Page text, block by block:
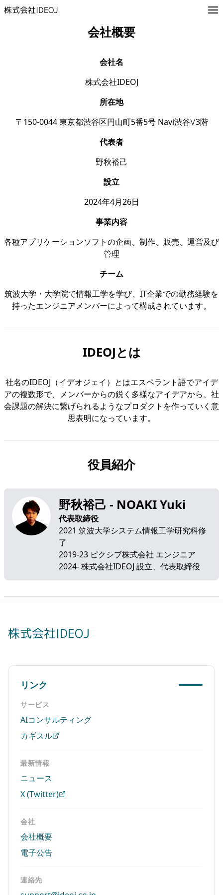
株式会社IDEOJ
会社概要
会社名
株式会社IDEOJ
所在地
〒150-0044 東京都渋谷区円山町5番5号 Navi渋谷Ⅴ3階
代表者
野秋裕己
設立
2024年4月26日
事業内容
各種アプリケーションソフトの企画、制作、販売、運営及び
管理
チーム
筑波大学・大学院で情報工学を学び、IT企業での勤務経験を
持ったエンジニアメンバーによって構成されています。
IDEOJとは
社名のIDEOJ （イデオジェイ）とはエスペラント語でアイデ
アの複数形で、メンバーからの鋭く多様なアイデアから、社
会課題の解決に繋げられるようなプロダクトを作っていく意
思表明になっています。
役員紹介
野秋裕己 - NOAKI Yuki
代表取締役
2021 筑波大学システム情報工学研究科修
了
2019-23 ピクシブ株式会社 エンジニア
2024- 株式会社IDEOJ 設立、代表取締役
株式会社IDEOJ
リンク
サービス
AIコンサルティング
カギスル
最新情報
ニュース
X (Twitter)
会社
会社概要
電子公告
連絡先